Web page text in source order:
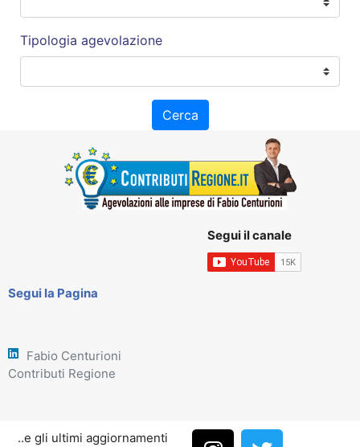
Tipologia agevolazione
Cerca
Segui il canale
Segui la Pagina
Fabio Centurioni
Contributi Regione
..e gli ultimi aggiornamenti